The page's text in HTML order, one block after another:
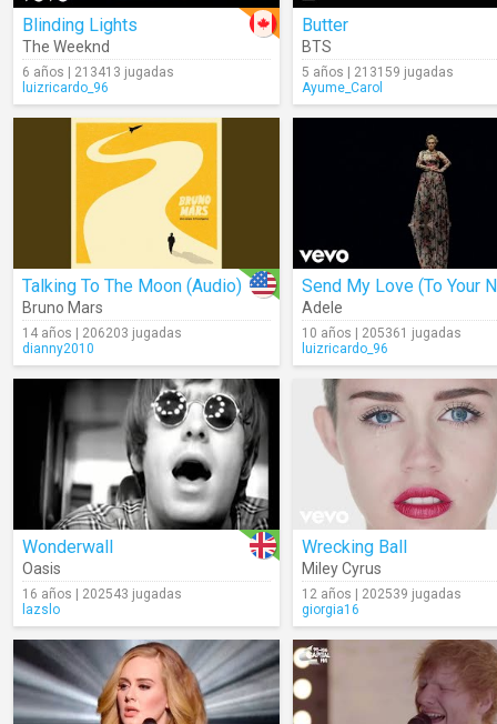
Blinding Lights
The Weeknd
6 años | 213413 jugadas
luizricardo_96
Butter
BTS
5 años | 213159 jugadas
Ayume_Carol
Talking To The Moon (Audio)
Bruno Mars
14 años | 206203 jugadas
dianny2010
Adele
10 años | 205361 jugadas
luizricardo_96
Wonderwall
Oasis
16 años | 202543 jugadas
lazslo
Wrecking Ball
Miley Cyrus
12 años | 202539 jugadas
giorgia16